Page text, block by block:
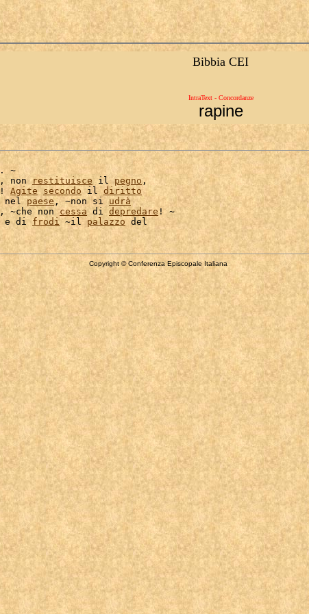
Bibbia CEI
IntraText - Concordanze
rapine
. ~
, non restituisce il pegno,
! Agite secondo il diritto
nel paese, ~non si udrà
, ~che non cessa di depredare! ~
e di frodi ~il palazzo
Copyright © Conferenza Episcopale Italiana